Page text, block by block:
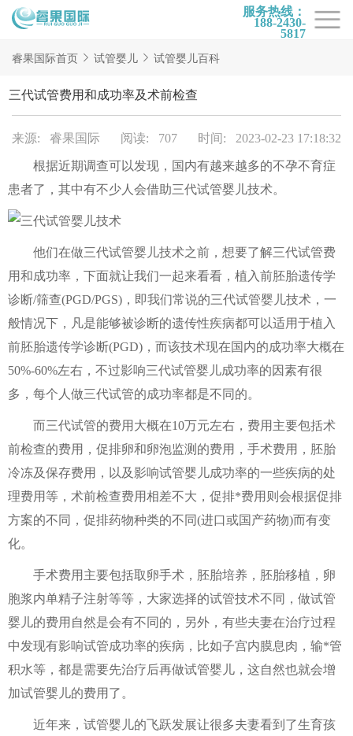
服务热线：
188-2430-
5817
首页
试管项目
试管百科
试管医院
睿果国际
睿果国际首页 试管婴儿 试管婴儿百科
三代试管费用和成功率及术前检查
来源: 睿果国际 阅读: 707 时间: 2023-02-23 17:18:32
根据近期调查可以发现，国内有越来越多的不孕不育症
患者了，其中有不少人会借助三代试管婴儿技术。
他们在做三代试管婴儿技术之前，想要了解三代试管费
用和成功率，下面就让我们一起来看看，植入前胚胎遗传学
诊断/筛查(PGD/PGS)，即我们常说的三代试管婴儿技术，一
般情况下，凡是能够被诊断的遗传性疾病都可以适用于植入
前胚胎遗传学诊断(PGD)，而该技术现在国内的成功率大概在
50%-60%左右，不过影响三代试管婴儿成功率的因素有很
多，每个人做三代试管的成功率都是不同的。
而三代试管的费用大概在10万元左右，费用主要包括术
前检查的费用，促排卵和卵泡监测的费用，手术费用，胚胎
冷冻及保存费用，以及影响试管婴儿成功率的一些疾病的处
理费用等，术前检查费用相差不大，促排*费用则会根据促排
方案的不同，促排药物种类的不同(进口或国产药物)而有变
化。
手术费用主要包括取卵手术，胚胎培养，胚胎移植，卵
胞浆内单精子注射等等，大家选择的试管技术不同，做试管
婴儿的费用自然是会有不同的，另外，有些夫妻在治疗过程
中发现有影响试管成功率的疾病，比如子宫内膜息肉，输*管
积水等，都是需要先治疗后再做试管婴儿，这自然也就会增
加试管婴儿的费用了。
近年来，试管婴儿的飞跃发展让很多夫妻看到了生育孩